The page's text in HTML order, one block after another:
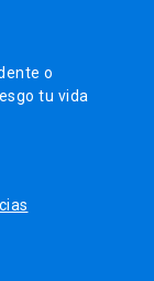
o
tu vida